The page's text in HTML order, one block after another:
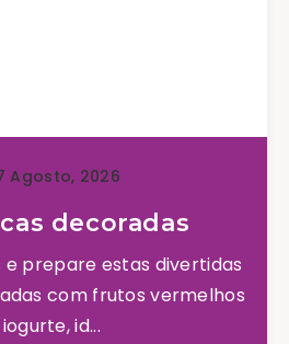
Agosto, 2026
decoradas
e prepare estas divertidas
com frutos vermelhos
id...